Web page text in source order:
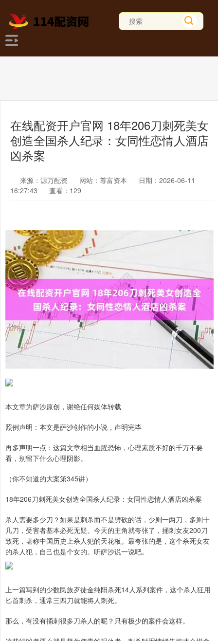
在线配资开户官网 18年206刀刺死美女
创造全国杀人纪录：女同性恋情人酒店
凶杀案
来源：源万配资 网站：尊富资本
日期：2026-06-11
16:27:43
查看：129
本文章为萨沙原创，谢绝任何媒体转载
照例声明：本文是萨沙创作的小说，声明完毕
再多声明一点：这篇文章相当血腥恐怖，心理素质不好的千万不要
看，别留下什么心理阴影。
（你不知道的大案第345讲）
18年206刀刺死美女创造全国杀人纪录：女同性恋情人酒店凶杀案
杀人需要多少刀？如果是刺杀而不是劈砍的话，少则一两刀，多则十
几刀，受害者基本必死无疑。今天的主角就夸张了，捅刺女友200刀
致死，堪称中国历史上杀人犯的天花板。最夸张的是，这个杀死女友
的杀人犯，自己也是个女的。听萨沙说一说吧。
上一篇写到的少数民族歹徒金纯阳杀死14人系列案件，这个杀人狂用
匕首刺杀，通常三四刀就能将人刺死。
那么，有没有捅刺很多刀杀人的呢？只有极少的案件会这样。